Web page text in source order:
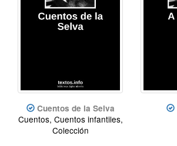
Cuentos de la Selva
Cuentos, Cuentos infantiles,
Colección